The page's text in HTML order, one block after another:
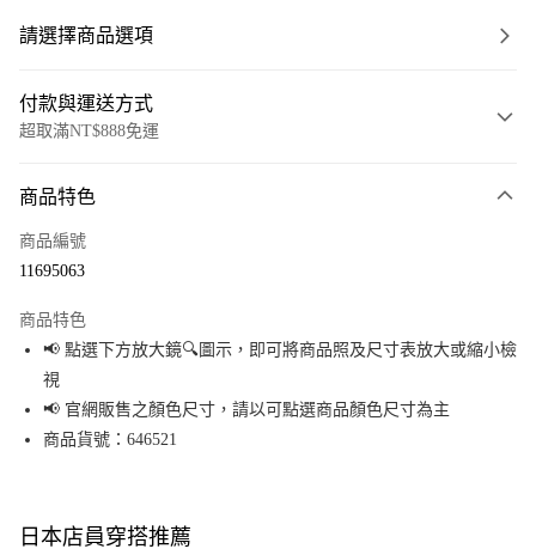
請選擇商品選項
付款與運送方式
超取滿NT$888免運
信用卡一次付款
Apple Pay
街口支付
悠遊付
全盈+PAY
商品特色
商品編號
11695063
商品特色
📢 點選下方放大鏡🔍圖示，即可將商品照及尺寸表放大或縮小檢
視
📢 官網販售之顏色尺寸，請以可點選商品顏色尺寸為主
商品貨號：646521
日本店員穿搭推薦